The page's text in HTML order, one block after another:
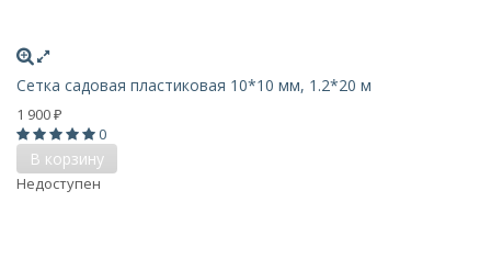
Сетка садовая пластиковая 10*10 мм, 1.2*20 м
1 900 ₽
0
В корзину
Недоступен